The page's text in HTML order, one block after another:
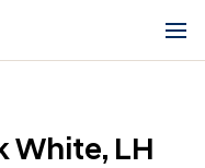
White, LH